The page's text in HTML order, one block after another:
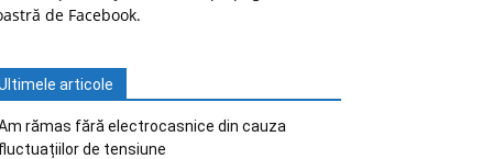
de Facebook.
articole
rămas fără electrocasnice din cauza
de tensiune